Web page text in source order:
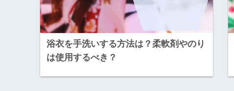
浴衣を手洗いする方法は？柔軟剤やのり
は使用するべき？